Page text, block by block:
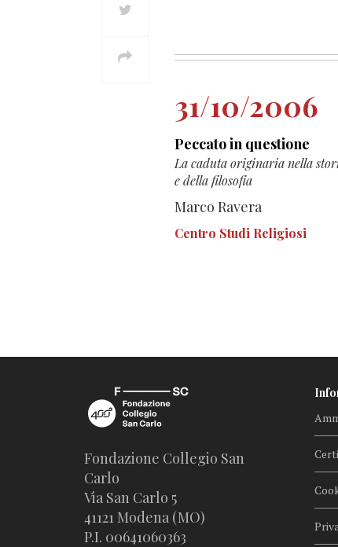
31/10/2006
Peccato in questione
La caduta originaria nella
e della filosofia
Marco Ravera
Centro Studi Religiosi
Fondazione Collegio San
Carlo
Via San Carlo 5
41121 Modena (MO)
P.I. 00641060363